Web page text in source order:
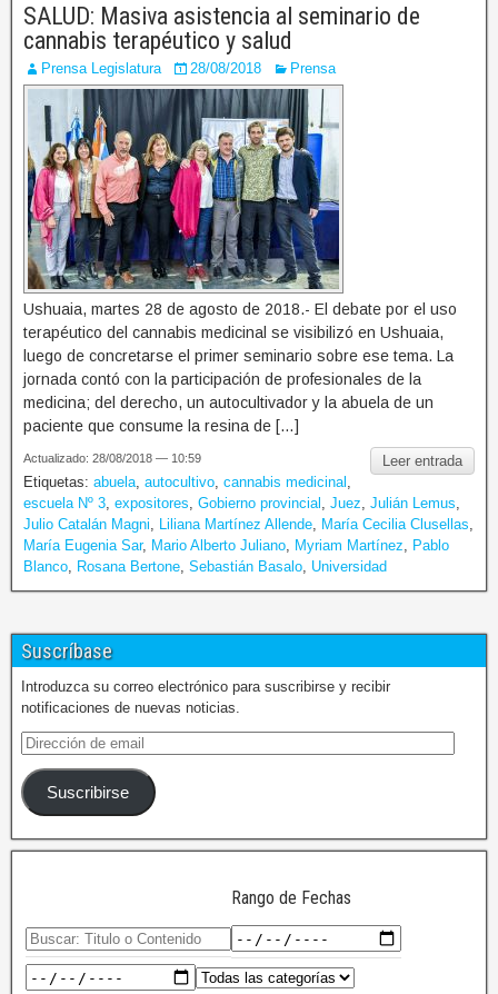
SALUD: Masiva asistencia al seminario de
cannabis terapéutico y salud
Prensa Legislatura 28/08/2018 Prensa
Ushuaia, martes 28 de agosto de 2018.- El debate por el uso
terapéutico del cannabis medicinal se visibilizó en Ushuaia,
luego de concretarse el primer seminario sobre ese tema. La
jornada contó con la participación de profesionales de la
medicina; del derecho, un autocultivador y la abuela de un
paciente que consume la resina de […]
Leer entrada
Actualizado: 28/08/2018 — 10:59
Etiquetas: abuela autocultivo cannabis medicinal
escuela Nº 3 expositores Gobierno provincial Juez Julián Lemus
Julio Catalán Magni
Liliana Martínez Allende María Cecilia Clusellas
María Eugenia Sar, Mario Alberto Juliano Myriam Martínez
Pablo
Blanco
Rosana Bertone Sebastián Basalo Universidad
Suscríbase
Introduzca su correo electrónico para suscribirse y recibir
notificaciones de nuevas noticias.
Suscribirse
Rango de Fechas